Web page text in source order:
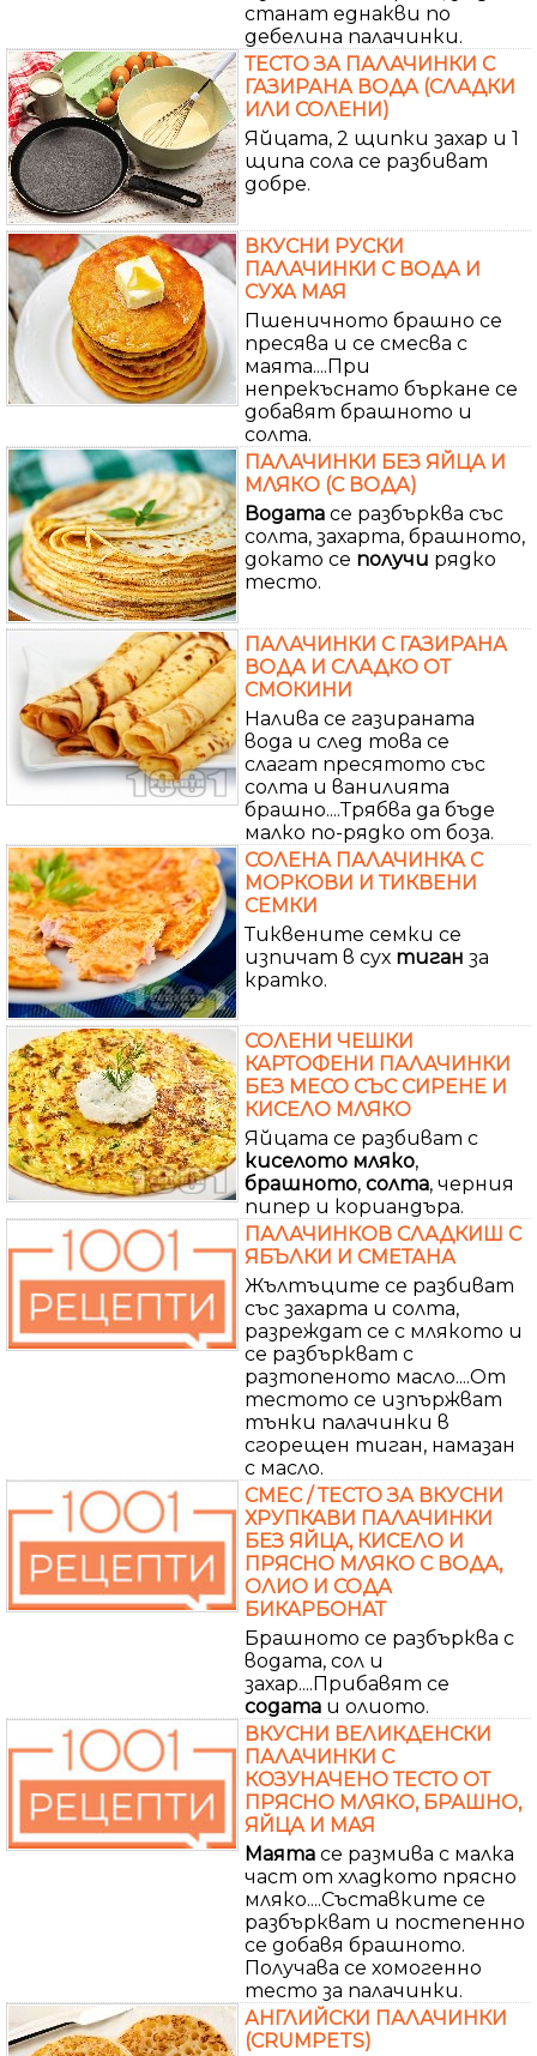
станат еднакви по
дебелина палачинки.
ТЕСТО ЗА ПАЛАЧИНКИ С
ГАЗИРАНА ВОДА (СЛАДКИ
ИЛИ СОЛЕНИ)
Яйцата, 2 щипки захар и 1
щипа сола се разбиват
добре.
ВКУСНИ РУСКИ
ПАЛАЧИНКИ С ВОДА И
СУХА МАЯ
Пшеничното брашно се
пресява и се смесва с
маята....При
непрекъснато бъркане се
добавят брашното и
солта.
ПАЛАЧИНКИ БЕЗ ЯЙЦА И
МЛЯКО (С ВОДА)
Водата се разбърква със
солта, захарта, брашното,
докато се получи рядко
тесто.
ПАЛАЧИНКИ С ГАЗИРАНА
ВОДА И СЛАДКО ОТ
СМОКИНИ
Налива се газираната
вода и след това се
слагат пресятото със
солта и ванилията
брашно....Трябва да бъде
малко по-рядко от боза.
СОЛЕНА ПАЛАЧИНКА С
МОРКОВИ И ТИКВЕНИ
СЕМКИ
Тиквените семки се
изпичат в сух тиган за
кратко.
СОЛЕНИ ЧЕШКИ
КАРТОФЕНИ ПАЛАЧИНКИ
БЕЗ МЕСО СЪС СИРЕНЕ И
КИСЕЛО МЛЯКО
Яйцата се разбиват с
киселото мляко,
брашното, солта, черния
пипер и кориандъра.
ПАЛАЧИНКОВ СЛАДКИШ С
ЯБЪЛКИ И СМЕТАНА
Жълтъците се разбиват
със захарта и солта,
разреждат се с млякото и
се разбъркват с
разтопеното масло....От
тестото се изпържват
тънки палачинки в
сгорещен тиган, намазан
с масло.
СМЕС / ТЕСТО ЗА ВКУСНИ
ХРУПКАВИ ПАЛАЧИНКИ
БЕЗ ЯЙЦА, КИСЕЛО И
ПРЯСНО МЛЯКО С ВОДА,
ОЛИО И СОДА
БИКАРБОНАТ
Брашното се разбърква с
водата, сол и
захар....Прибавят се
содата и олиото.
ВКУСНИ ВЕЛИКДЕНСКИ
ПАЛАЧИНКИ С
КОЗУНАЧЕНО ТЕСТО ОТ
ПРЯСНО МЛЯКО, БРАШНО,
ЯЙЦА И МАЯ
Маята се размива с малка
част от хладкото прясно
мляко....Съставките се
разбъркват и постепенно
се добавя брашното.
Получава се хомогенно
тесто за палачинки.
АНГЛИЙСКИ ПАЛАЧИНКИ
(CRUMPETS)